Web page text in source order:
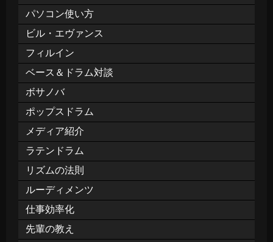
パソコン使い方
ビル・エヴァンス
フィルイン
ベース＆ドラム対談
ボサノバ
ポップスドラム
メディア紹介
ラテンドラム
リズムの法則
ルーディメンツ
仕事効率化
先輩の教え